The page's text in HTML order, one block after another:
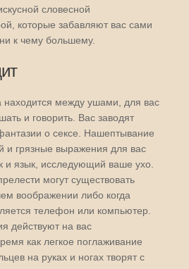
словесной
которые забавляют вас сами
к чему большему.
находится между ушами, для вас
и говорить. Вас заводят
о сексе. Нашептывание
и грязные выражения для вас
и язык, исследующий ваше ухо.
могут существовать
воображении либо когда
телефон или компьютер.
действуют на вас
как легкое поглаживание
на руках и ногах творят с